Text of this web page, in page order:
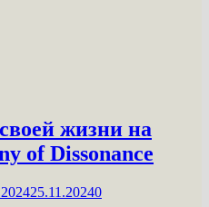
жизни на
of Dissonance
25.11.20240